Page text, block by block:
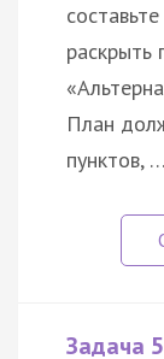
раскрыть
План
пунктов, …
Задача